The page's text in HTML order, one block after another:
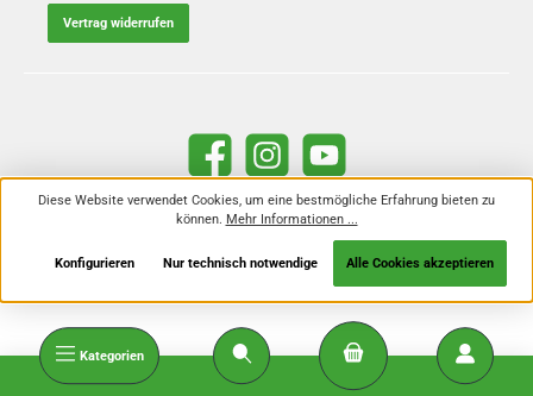
Kategorien
Vertrag widerrufen
Facebook Instagram YouTube
Alle Preise inkl. gesetzl. Mehrwertsteuer zzgl.Versandkosten
Nachnahmegebühren, wenn nicht anders angegeben.
Diese Website verwendet Cookies, um eine bestmögliche Erfahrung bieten zu
können. Mehr Informationen ...
Nur technisch notwendige
Konfigurieren Alle Cookies akzeptieren